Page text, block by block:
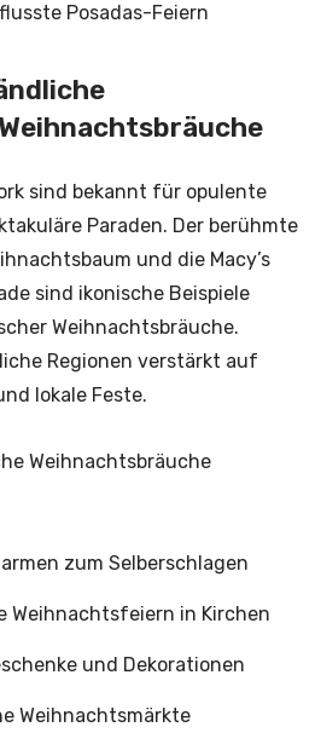
Posadas-Feiern
sind bekannt für opulente
Paraden. Der berühmte
und die Macy’s
sind ikonische Beispiele
Weihnachtsbräuche.
Regionen verstärkt auf
lokale Feste.
Weihnachtsbräuche
zum Selberschlagen
Weihnachtsfeiern in Kirchen
und Dekorationen
Weihnachtsmärkte